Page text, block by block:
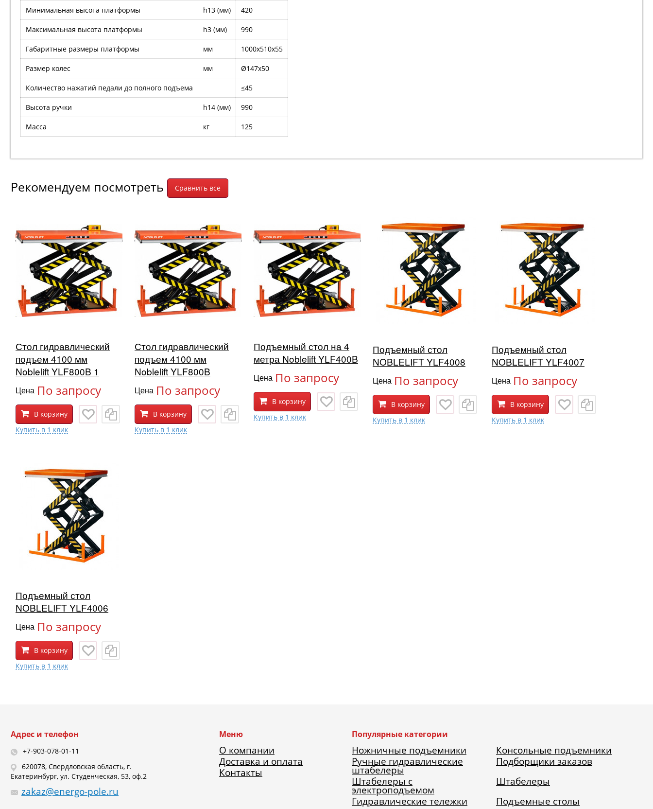
Минимальная высота платформы h13 (мм) 420
Максимальная высота платформы h3 (мм) 990
Габаритные размеры платформы мм 1000х510х55
Размер колес мм Ø147х50
Количество нажатий педали до полного подъема ≤45
Высота ручки h14 (мм) 990
Масса кг 125
Рекомендуем посмотреть
Стол гидравлический
подъем 4100 мм
Noblelift YLF800B 1
Цена По запросу
В корзину
Стол гидравлический
подъем 4100 мм
Noblelift YLF800B
Цена По запросу
В корзину
Подъемный стол на 4
метра Noblelift YLF400B
Цена По запросу
В корзину
Подъемный стол
NOBLELIFT YLF4008
Цена По запросу
В корзину
Подъемный стол
NOBLELIFT YLF4007
Цена По запросу
В корзину
Подъемный стол
NOBLELIFT YLF4006
Цена По запросу
В корзину
Адрес и телефон
+7-903-078-01-11
620078, Свердловская область, г.
Екатеринбург, ул. Студенческая, 53, оф.2
zakaz@energo-pole.ru
Меню
О компании
Доставка и оплата
Контакты
Популярные категории
Ножничные подъемники
Консольные подъемники
Ручные гидравлические
штабелеры
Подборщики заказов
Штабелеры с
электроподъемом
Штабелеры
Гидравлические тележки
Подъемные столы